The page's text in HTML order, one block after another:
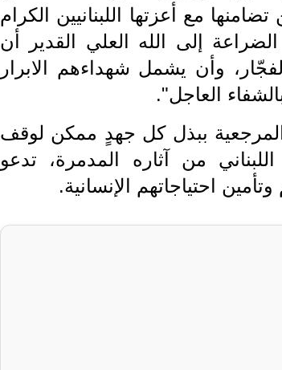
مع أعزتها اللبنانيين الكرام
إلى الله العلي القدير أن
وأن يشمل شهداءهم الابرار
العاجل".
ببذل كل جهدٍ ممكن لوقف
من آثاره المدمرة، تدعو
احتياجاتهم الإنسانية.